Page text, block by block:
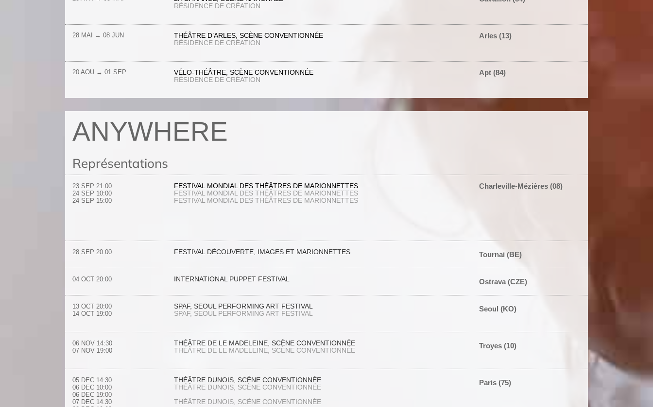
RÉSIDENCE DE CRÉATION
28 MAI →08 JUN
THÉÂTRE D’ARLES, SCÈNE CONVENTIONNÉE
RÉSIDENCE DE CRÉATION
Arles (13)
20 AOU →01 SEP
VÉLO-THÉÂTRE, SCÈNE CONVENTIONNÉE
RÉSIDENCE DE CRÉATION
Apt (84)
ANYWHERE
Représentations
23 SEP 21:00
24 SEP 10:00
24 SEP 15:00
FESTIVAL MONDIAL DES THÉÂTRES DE MARIONNETTES
FESTIVAL MONDIAL DES THÉÂTRES DE MARIONNETTES
FESTIVAL MONDIAL DES THÉÂTRES DE MARIONNETTES
Charleville-Mézières (08)
28 SEP 20:00 FESTIVAL DÉCOUVERTE, IMAGES ET MARIONNETTES Tournai (BE)
04 OCT 20:00 INTERNATIONAL PUPPET FESTIVAL Ostrava (CZE)
13 OCT 20:00
14 OCT 19:00
SPAF, SEOUL PERFORMING ART FESTIVAL
SPAF, SEOUL PERFORMING ART FESTIVAL
Seoul (KO)
06 NOV 14:30
07 NOV 19:00
THÉÂTRE DE LE MADELEINE, SCÈNE CONVENTIONNÉE
THÉÂTRE DE LE MADELEINE, SCÈNE CONVENTIONNÉE
Troyes (10)
05 DEC 14:30
06 DEC 10:00
06 DEC 19:00
07 DEC 14:30
THÉÂTRE DUNOIS, SCÈNE CONVENTIONNÉE
THÉÂTRE DUNOIS, SCÈNE CONVENTIONNÉE
THÉÂTRE DUNOIS, SCÈNE CONVENTIONNÉE
Paris (75)